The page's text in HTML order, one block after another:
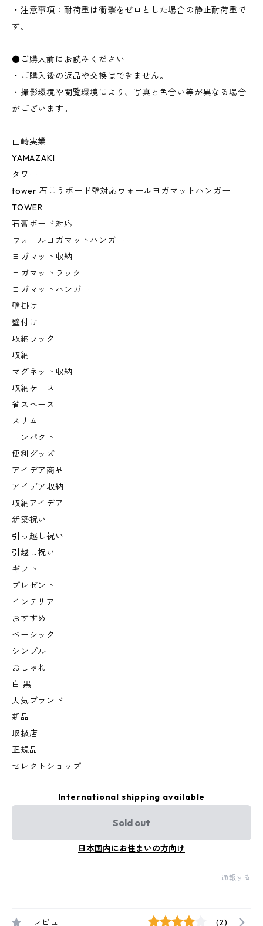
・注意事項：耐荷重は衝撃をゼロとした場合の静止耐荷重で
す。
●ご購入前にお読みください
・ご購入後の返品や交換はできません。
・撮影環境や閲覧環境により、写真と色合い等が異なる場合
がございます。
山崎実業
YAMAZAKI
タワー
tower 石こうボード壁対応ウォールヨガマットハンガー
TOWER
石膏ボード対応
ウォールヨガマットハンガー
ヨガマット収納
ヨガマットラック
ヨガマットハンガー
壁掛け
壁付け
収納ラック
収納
マグネット収納
収納ケース
省スペース
スリム
コンパクト
便利グッズ
アイデア商品
アイデア収納
収納アイデア
新築祝い
引っ越し祝い
引越し祝い
ギフト
プレゼント
インテリア
おすすめ
ベーシック
シンプル
おしゃれ
白 黒
人気ブランド
新品
取扱店
正規品
セレクトショップ
International shipping available
Sold out
日本国内にお住まいの方向け
通報する
レビュー (2)